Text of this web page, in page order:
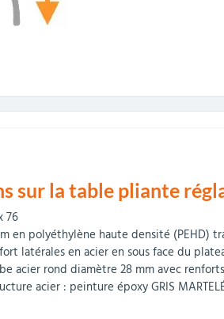
sur la table pliante
76
en polyéthylène haute densité (PEHD)
latérales en acier en sous face du
acier rond diamètre 28 mm avec
acier : peinture époxy GRIS